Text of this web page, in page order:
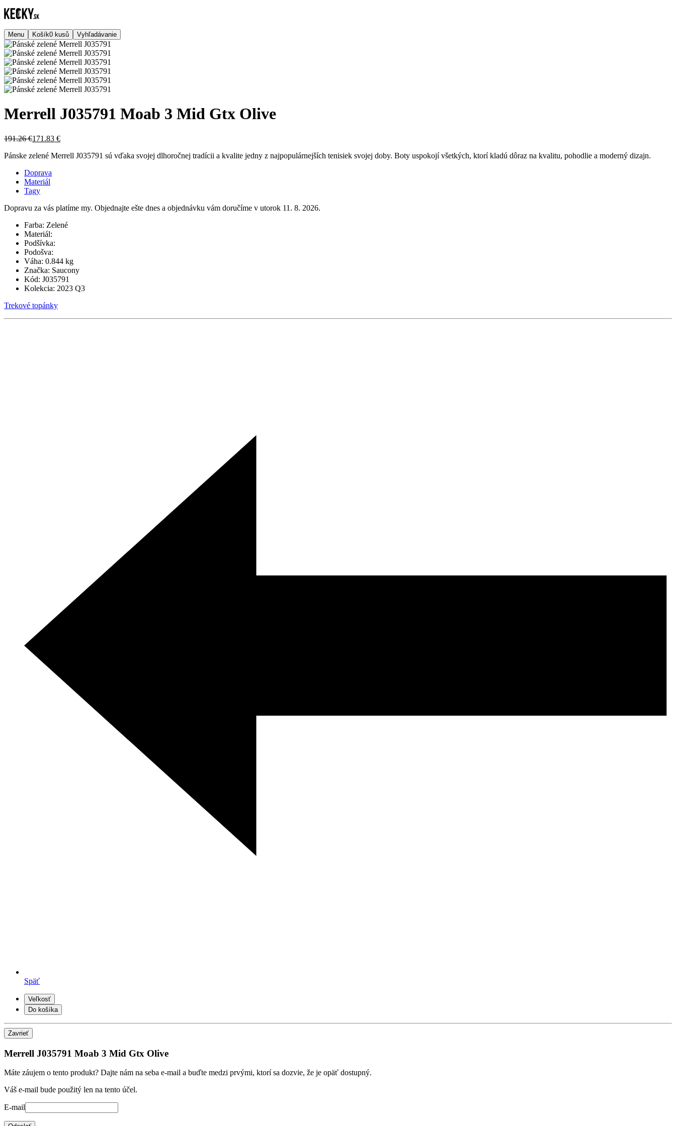
Menu Košík0 kusů Vyhľadávanie
Merrell J035791 Moab 3 Mid Gtx Olive
191.26 €171.83 €
Pánske zelené Merrell J035791 sú vďaka svojej dlhoročnej tradícii a kvalite jedny z najpopulárnejších tenisiek svojej doby. Boty uspokojí všetkých, ktorí kladú dôraz na kvalitu, pohodlie a moderný dizajn.
Doprava
Materiál
Tagy
Dopravu za vás platíme my. Objednajte ešte dnes a objednávku vám doručíme v utorok 11. 8. 2026.
Farba: Zelené
Materiál:
Podšívka:
Podošva:
Váha: 0.844 kg
Značka: Saucony
Kód: J035791
Kolekcia: 2023 Q3
Trekové topánky
Späť
Veľkosť
Do košíka
Zavrieť
Merrell J035791 Moab 3 Mid Gtx Olive
Máte záujem o tento produkt? Dajte nám na seba e-mail a buďte medzi prvými, ktorí sa dozvie, že je opäť dostupný.
Váš e-mail bude použitý len na tento účel.
E-mail